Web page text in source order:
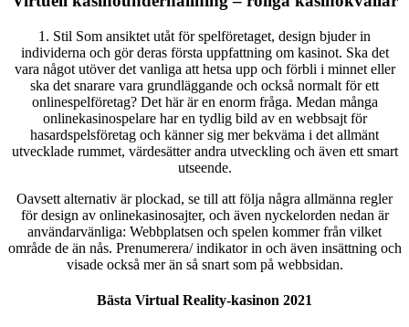
1. Stil Som ansiktet utåt för spelföretaget, design bjuder in
individerna och gör deras första uppfattning om kasinot. Ska det
vara något utöver det vanliga att hetsa upp och förbli i minnet eller
ska det snarare vara grundläggande och också normalt för ett
onlinespelföretag? Det här är en enorm fråga. Medan många
onlinekasinospelare har en tydlig bild av en webbsajt för
hasardspelsföretag och känner sig mer bekväma i det allmänt
utvecklade rummet, värdesätter andra utveckling och även ett smart
utseende.
Oavsett alternativ är plockad, se till att följa några allmänna regler
för design av onlinekasinosajter, och även nyckelorden nedan är
användarvänliga: Webbplatsen och spelen kommer från vilket
område de än nås. Prenumerera/ indikator in och även insättning och
visade också mer än så snart som på webbsidan.
Bästa Virtual Reality-kasinon 2021